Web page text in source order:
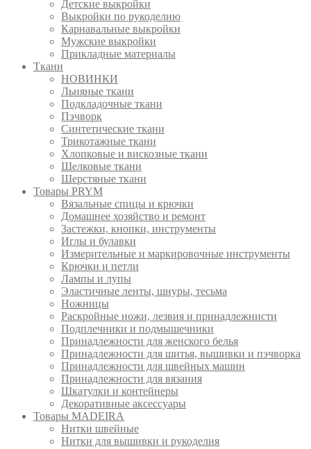
Детские выкройки
Выкройки по рукоделию
Карнавальные выкройки
Мужские выкройки
Прикладные материалы
Ткани
НОВИНКИ
Льняные ткани
Подкладочные ткани
Пэчворк
Синтетические ткани
Трикотажные ткани
Хлопковые и вискозные ткани
Шелковые ткани
Шерстяные ткани
Товары PRYM
Вязальные спицы и крючки
Домашнее хозяйство и ремонт
Застежки, кнопки, инструменты
Иглы и булавки
Измерительные и маркировочные инструменты
Крючки и петли
Лампы и лупы
Эластичные ленты, шнуры, тесьма
Ножницы
Раскройные ножи, лезвия и принадлежнисти
Подплечники и подмышечники
Принадлежности для женского белья
Принадлежности для шитья, вышивки и пэчворка
Принадлежности для швейных машин
Принадлежности для вязания
Шкатулки и контейнеры
Декоративные аксессуары
Товары MADEIRA
Нитки швейные
Нитки для вышивки и рукоделия